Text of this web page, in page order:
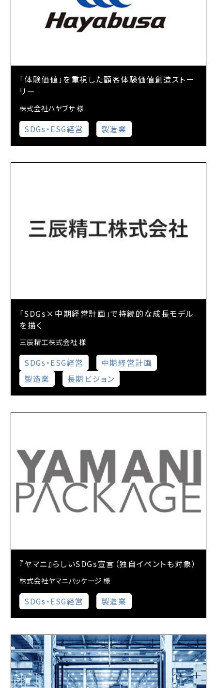
「体験価値」を重視した顧客体験価値創造ストー
リー
株式会社ハヤブサ 様
SDGs・ESG経営 製造業
「SDGs×中期経営計画」で持続的な成長モデル
を描く
三辰精工株式会社 様
SDGs・ESG経営
中期経営計画
製造業
長期ビジョン
『ヤマニ』らしいSDGs宣言（独自イベントも対象）
株式会社ヤマニパッケージ 様
SDGs・ESG経営 製造業